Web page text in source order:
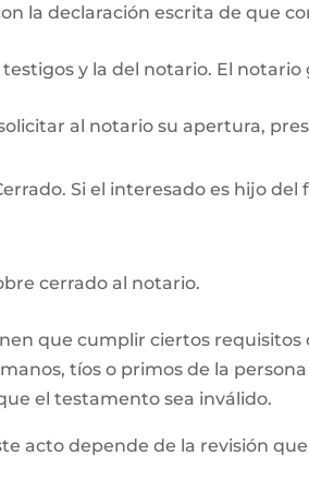
la declaración escrita de que
y la del notario. El notario
al notario su apertura,
Si el interesado es hijo del
cerrado al notario.
que cumplir ciertos requisitos
tíos o primos de la
el testamento sea inválido.
acto depende de la revisión